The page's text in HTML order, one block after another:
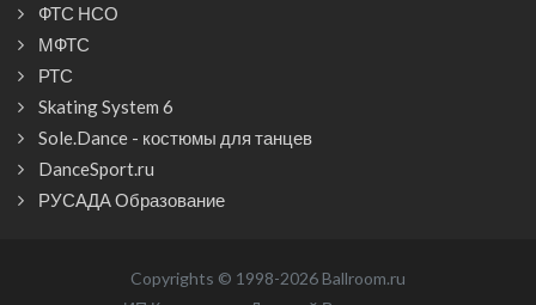
ФТС НСО
МФТС
РТС
Skating System 6
Sole.Dance - костюмы для танцев
DanceSport.ru
РУСАДА Образование
Copyrights © 1998-2026 Ballroom.ru